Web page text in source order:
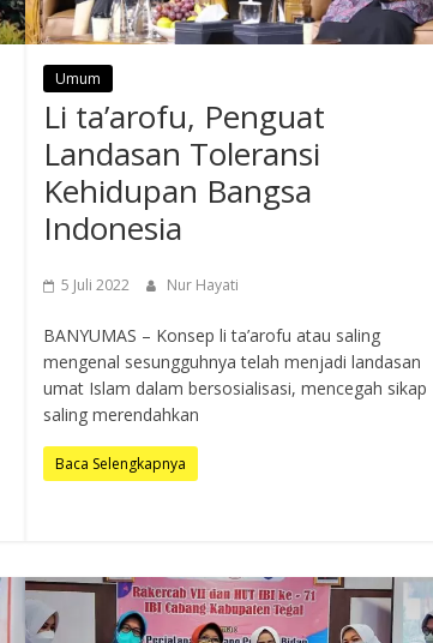
Umum
Li ta’arofu, Penguat
Landasan Toleransi
Kehidupan Bangsa
Indonesia
5 Juli 2022 Nur Hayati
BANYUMAS – Konsep li ta’arofu atau saling
mengenal sesungguhnya telah menjadi landasan
umat Islam dalam bersosialisasi, mencegah sikap
saling merendahkan
Baca Selengkapnya